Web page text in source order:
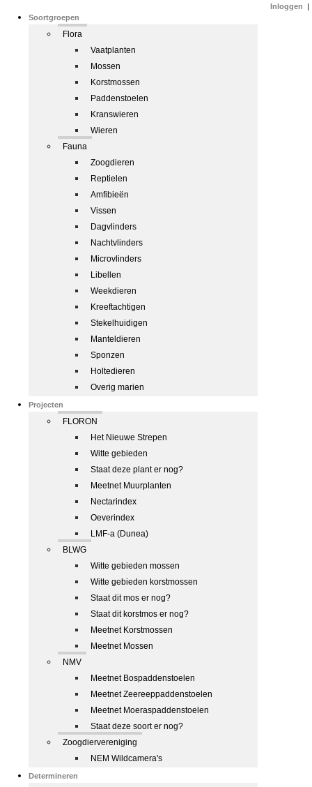
Soortgroepen
Flora
Vaatplanten
Mossen
Korstmossen
Paddenstoelen
Kranswieren
Wieren
Fauna
Zoogdieren
Reptielen
Amfibieën
Vissen
Dagvlinders
Nachtvlinders
Microvlinders
Libellen
Weekdieren
Kreeftachtigen
Stekelhuidigen
Manteldieren
Sponzen
Holtedieren
Overig marien
Projecten
FLORON
Het Nieuwe Strepen
Witte gebieden
Staat deze plant er nog?
Meetnet Muurplanten
Nectarindex
Oeverindex
LMF-a (Dunea)
BLWG
Witte gebieden mossen
Witte gebieden korstmossen
Staat dit mos er nog?
Staat dit korstmos er nog?
Meetnet Korstmossen
Meetnet Mossen
NMV
Meetnet Bospaddenstoelen
Meetnet Zeereeppaddenstoelen
Meetnet Moeraspaddenstoelen
Staat deze soort er nog?
Zoogdiervereniging
NEM Wildcamera's
Determineren
Inloggen |